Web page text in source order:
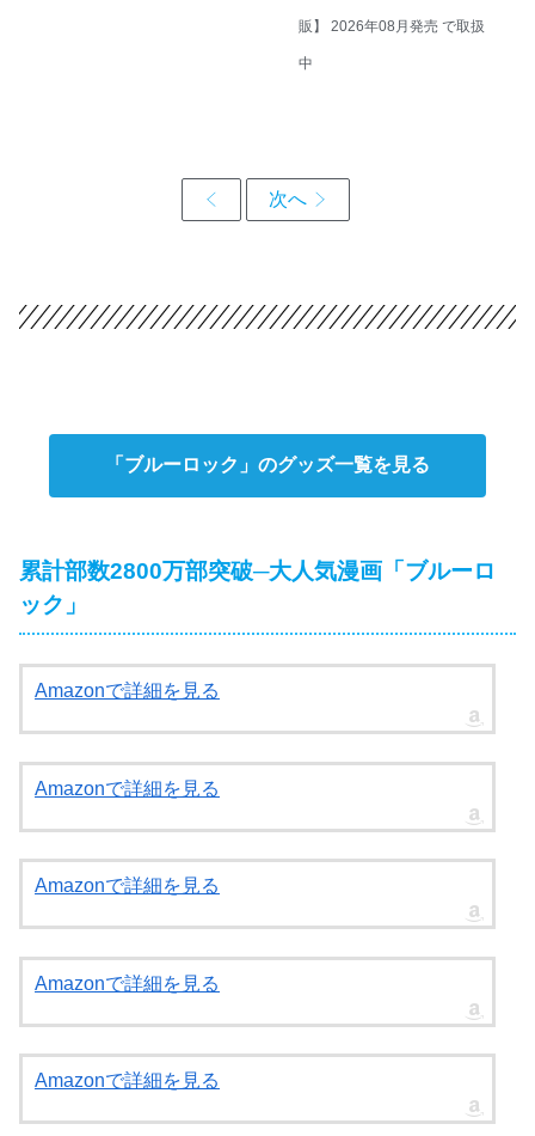
販】 2026年08月発売 で取扱
中
「ブルーロック」のグッズ一覧を見る
累計部数2800万部突破─大人気漫画「ブルーロ
ック」
Amazonで詳細を見る
Amazonで詳細を見る
Amazonで詳細を見る
Amazonで詳細を見る
Amazonで詳細を見る